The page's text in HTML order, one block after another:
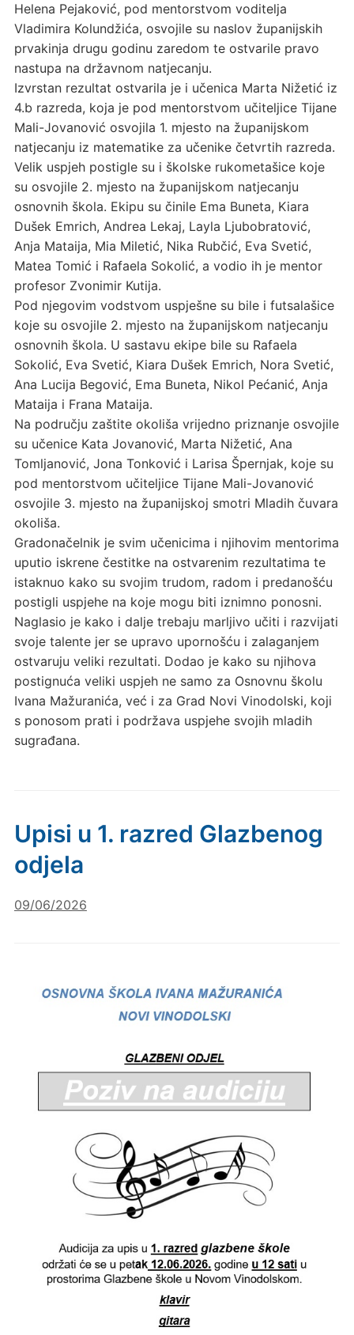
Helena Pejaković, pod mentorstvom voditelja
Vladimira Kolundžića, osvojile su naslov županijskih
prvakinja drugu godinu zaredom te ostvarile pravo
nastupa na državnom natjecanju.
Izvrstan rezultat ostvarila je i učenica Marta Nižetić iz
4.b razreda, koja je pod mentorstvom učiteljice Tijane
Mali-Jovanović osvojila 1. mjesto na županijskom
natjecanju iz matematike za učenike četvrtih razreda.
Velik uspjeh postigle su i školske rukometašice koje
su osvojile 2. mjesto na županijskom natjecanju
osnovnih škola. Ekipu su činile Ema Buneta, Kiara
Dušek Emrich, Andrea Lekaj, Layla Ljubobratović,
Anja Mataija, Mia Miletić, Nika Rubčić, Eva Svetić,
Matea Tomić i Rafaela Sokolić, a vodio ih je mentor
profesor Zvonimir Kutija.
Pod njegovim vodstvom uspješne su bile i futsalašice
koje su osvojile 2. mjesto na županijskom natjecanju
osnovnih škola. U sastavu ekipe bile su Rafaela
Sokolić, Eva Svetić, Kiara Dušek Emrich, Nora Svetić,
Ana Lucija Begović, Ema Buneta, Nikol Pećanić, Anja
Mataija i Frana Mataija.
Na području zaštite okoliša vrijedno priznanje osvojile
su učenice Kata Jovanović, Marta Nižetić, Ana
Tomljanović, Jona Tonković i Larisa Špernjak, koje su
pod mentorstvom učiteljice Tijane Mali-Jovanović
osvojile 3. mjesto na županijskoj smotri Mladih čuvara
okoliša.
Gradonačelnik je svim učenicima i njihovim mentorima
uputio iskrene čestitke na ostvarenim rezultatima te
istaknuo kako su svojim trudom, radom i predanošću
postigli uspjehe na koje mogu biti iznimno ponosni.
Naglasio je kako i dalje trebaju marljivo učiti i razvijati
svoje talente jer se upravo upornošću i zalaganjem
ostvaruju veliki rezultati. Dodao je kako su njihova
postignuća veliki uspjeh ne samo za Osnovnu školu
Ivana Mažuranića, već i za Grad Novi Vinodolski, koji
s ponosom prati i podržava uspjehe svojih mladih
sugrađana.
Upisi u 1. razred Glazbenog
odjela
09/06/2026